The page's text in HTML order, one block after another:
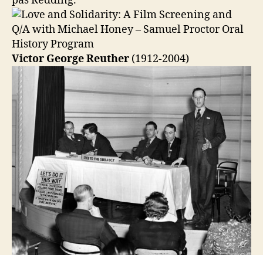
Victor George Reuther (1912-2004)